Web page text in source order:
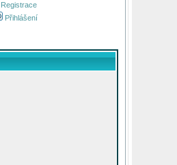
Registrace
Přihlášení